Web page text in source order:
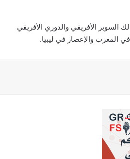
الأفريقي والدوري الأفريقي
في المغرب والإعصار في ليبيا.